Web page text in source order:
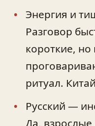
Энергия и
Разговор
короткие, но
ритуал.
Русский —